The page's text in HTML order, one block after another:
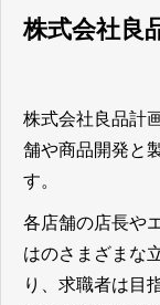
株式会社良
株式会社良品計
舗や商品開発と
す。
各店舗の店長や
はのさまざまな
り、求職者は目